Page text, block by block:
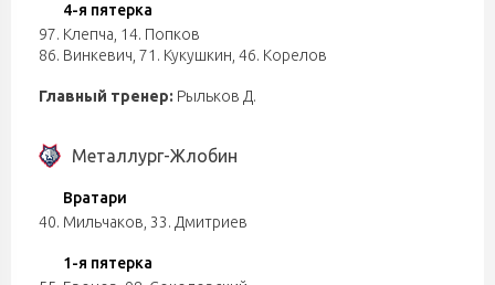
4-я пятерка
97. Клепча 14. Попков
86. Винкевич 71. Кукушкин 46. Корелов
Главный тренер: Рыльков Д.
Металлург-Жлобин
Вратари
40. Мильчаков 33. Дмитриев
1-я пятерка